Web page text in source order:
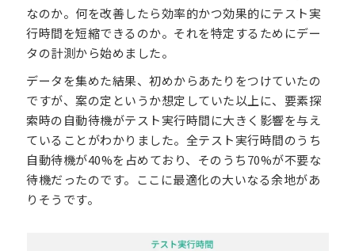
なのか。何を改善したら効率的かつ効果的にテスト実
行時間を短縮できるのか。それを特定するためにデー
タの計測から始めました。
データを集めた結果、初めからあたりをつけていたの
ですが、案の定というか想定していた以上に、要素探
索時の自動待機がテスト実行時間に大きく影響を与え
ていることがわかりました。全テスト実行時間のうち
自動待機が40%を占めており、そのうち70%が不要な
待機だったのです。ここに最適化の大いなる余地があ
りそうです。